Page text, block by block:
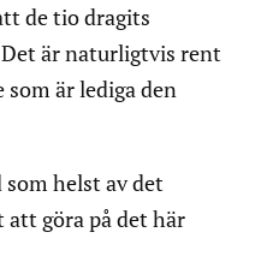
de tio dragits
är naturligtvis rent
är lediga den
som helst av det
att göra på det här